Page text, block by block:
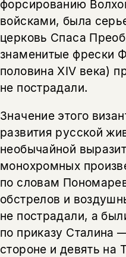
форсированию
войсками, была
церковь Спаса
знаменитые фрески
половина XIV века)
не пострадали.
Значение этого
развития русской
необычайной
монохромных
по словам
обстрелов и
не пострадали, а
по приказу Сталина
стороне и девять на